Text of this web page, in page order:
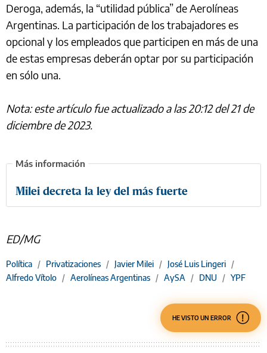
Deroga, además, la “utilidad pública” de Aerolíneas
Argentinas. La participación de los trabajadores es
opcional y los empleados que participen en más de una
de estas empresas deberán optar por su participación
en sólo una.
Nota: este artículo fue actualizado a las 20:12 del 21 de
diciembre de 2023.
Milei decreta la ley del más fuerte
ED/MG
Política / Privatizaciones / Javier Milei / José Luis Lingeri /
Alfredo Vítolo / Aerolíneas Argentinas / AySA / DNU / YPF
HE VISTO UN ERROR